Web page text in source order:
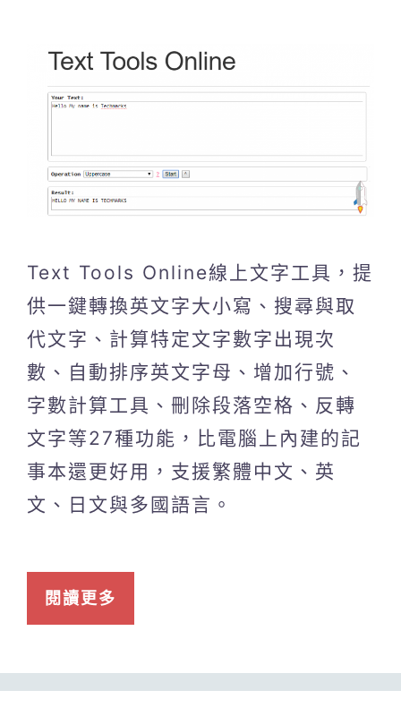
Text Tools Online線上文字工具，提
供一鍵轉換英文字大小寫、搜尋與取
代文字、計算特定文字數字出現次
數、自動排序英文字母、增加行號、
字數計算工具、刪除段落空格、反轉
文字等27種功能，比電腦上內建的記
事本還更好用，支援繁體中文、英
文、日文與多國語言。
閱讀更多